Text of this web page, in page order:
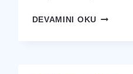
DEVAMINI OKUİSLAHIYE